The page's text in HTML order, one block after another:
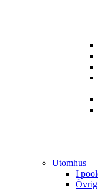
Utomhus
I